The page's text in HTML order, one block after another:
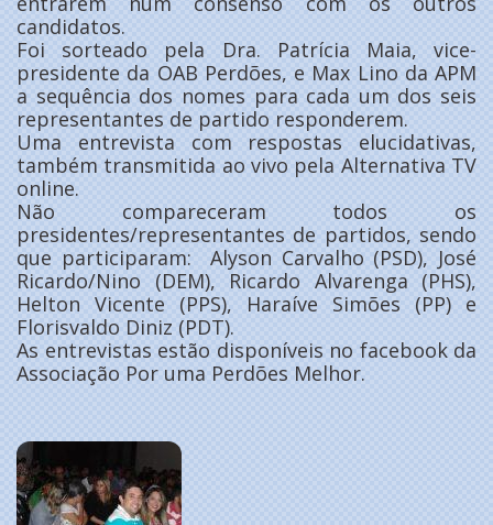
candidatos.
Foi sorteado pela Dra. Patrícia Maia, vice-
presidente da OAB Perdões, e Max Lino da APM
a sequência dos nomes para cada um dos seis
representantes de partido responderem.
Uma entrevista com respostas elucidativas,
também transmitida ao vivo pela Alternativa TV
online.
Não compareceram todos os
presidentes/representantes de partidos, sendo
que participaram: Alyson Carvalho (PSD), José
Ricardo/Nino (DEM), Ricardo Alvarenga (PHS),
Helton Vicente (PPS), Haraíve Simões (PP) e
Florisvaldo Diniz (PDT).
As entrevistas estão disponíveis no facebook da
Associação Por uma Perdões Melhor.